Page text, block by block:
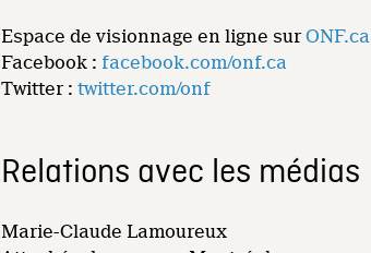
Espace de visionnage en ligne surONF.ca
Facebook : facebook.com/onf.ca
Twitter :twitter.com/onf
Relations avec les médias
Marie-Claude Lamoureux